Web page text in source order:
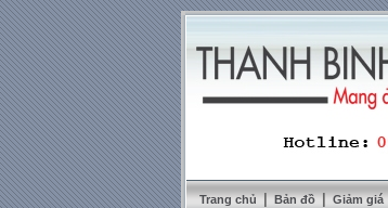
Trang chủ | Bản đồ | Giảm giá